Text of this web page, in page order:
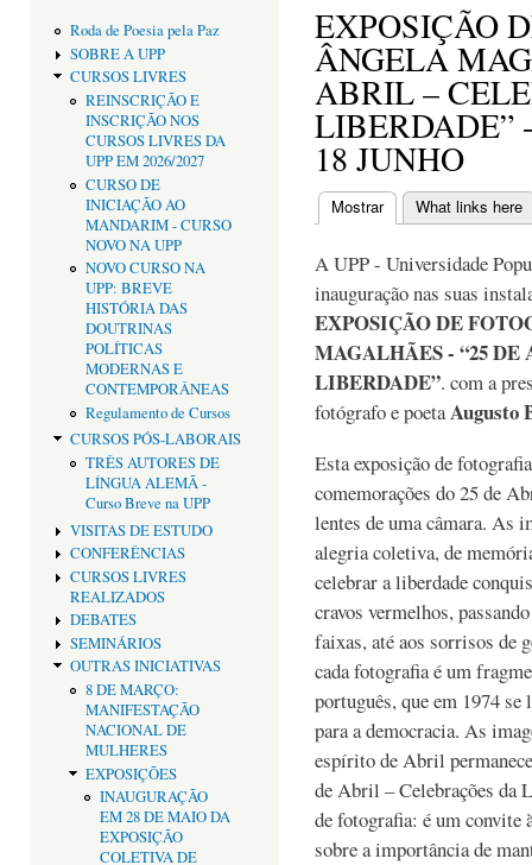
Roda de Poesia pela Paz
SOBRE A UPP
CURSOS LIVRES
REINSCRIÇÃO E
INSCRIÇÃO NOS
CURSOS LIVRES DA
UPP EM 2026/2027
CURSO DE
INICIAÇÃO AO
MANDARIM - CURSO
NOVO NA UPP
NOVO CURSO NA
UPP: BREVE
HISTÓRIA DAS
DOUTRINAS
POLÍTICAS
MODERNAS E
CONTEMPORÂNEAS
Regulamento de Cursos
CURSOS PÓS-LABORAIS
TRÊS AUTORES DE
LÍNGUA ALEMÃ -
Curso Breve na UPP
VISITAS DE ESTUDO
CONFERÊNCIAS
CURSOS LIVRES
REALIZADOS
DEBATES
SEMINÁRIOS
OUTRAS INICIATIVAS
8 DE MARÇO:
MANIFESTAÇÃO
NACIONAL DE
MULHERES
EXPOSIÇÕES
INAUGURAÇÃO
EM 28 DE MAIO DA
EXPOSIÇÃO
COLETIVA DE
EXPOSIÇÃO
ÂNGELA
ABRIL –
LIBERDADE”
18 JUNHO
Separadores
Mostrar(separador ativo)
What links here
A UPP - Universidade
inauguração nas suas
EXPOSIÇÃO DE
MAGALHÃES - “25 DE
LIBERDADE”. com a
fotógrafo e poetaAugusto
Esta exposição de
comemorações do 25 de
lentes de uma câmara. As
alegria coletiva, de
celebrar a liberdade
cravos vermelhos,
faixas, até aos sorrisos de
cada fotografia é um
português, que em 1974
para a democracia. As
espírito de Abril
de Abril – Celebrações da
de fotografia: é um convite
sobre a importância de